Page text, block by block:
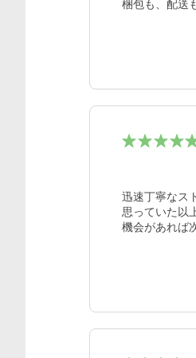
梱包も、配送
迅速丁寧なス
思っていた以
機会があれば